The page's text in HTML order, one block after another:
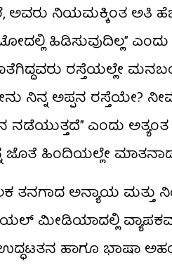
ಅವರು ನಿಯಮಕ್ಕಿಂತ ಅತಿ
ಹಿಡಿಸುವುದಿಲ್ಲ”
ರಸ್ತೆಯಲ್ಲೇ
ನಿನ್ನ ಅಪ್ಪನ ರಸ್ತೆಯೇ?
ನಡೆಯುತ್ತದೆ” ಎಂದು
ಜೊತೆ ಹಿಂದಿಯಲ್ಲೇ
ಅನ್ಯಾಯ ಮತ್ತು
ವ್ಯಾಪಕವಾಗಿ
ಹಾಗೂ ಭಾಷಾ